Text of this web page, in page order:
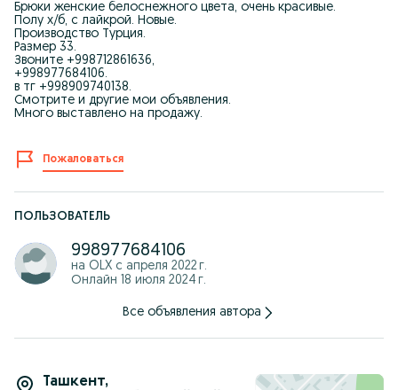
Брюки женские белоснежного цвета, очень красивые.
Полу х/б, с лайкрой. Новые.
Производство Турция.
Размер 33.
Звоните +998712861636,
+998977684106.
в тг +998909740138.
Смотрите и другие мои объявления.
Много выставлено на продажу.
Пожаловаться
ПОЛЬЗОВАТЕЛЬ
998977684106
на OLX с апреля 2022 г.
Онлайн 18 июля 2024 г.
Все объявления автора
Ташкент,